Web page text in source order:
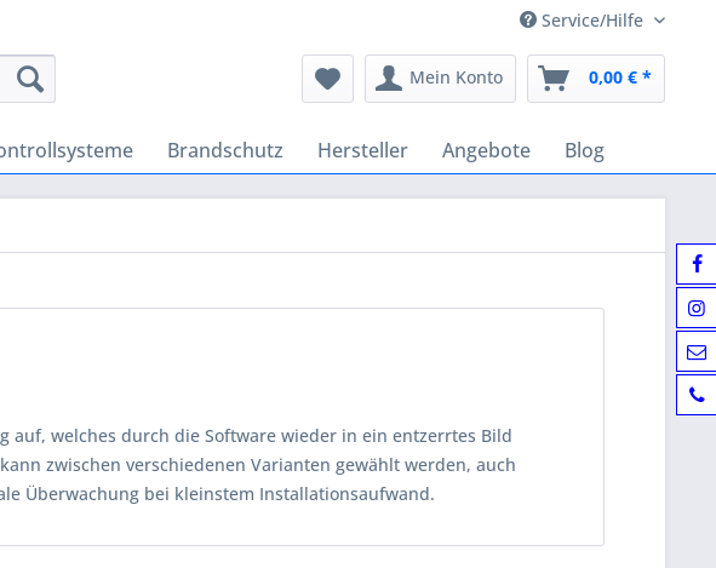
Service/Hilfe
Mein Konto 0,00 € *
Brandschutz Hersteller Angebote Blog
auf, welches durch die Software wieder in ein entzerrtes Bild
zwischen verschiedenen Varianten gewählt werden, auch
Überwachung bei kleinstem Installationsaufwand.